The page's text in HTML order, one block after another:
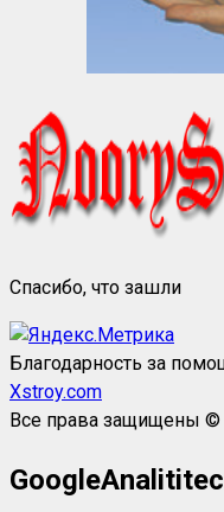
Спасибо, что зашли
Благодарность за
Xstroy.com
Все права защищены ©
GoogleAnalititec